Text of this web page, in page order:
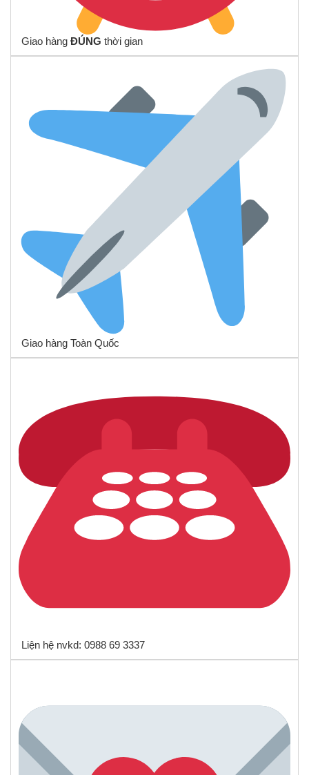
Giao hàng ĐÚNG thời gian
Giao hàng Toàn Quốc
Liện hệ nvkd: 0988 69 3337